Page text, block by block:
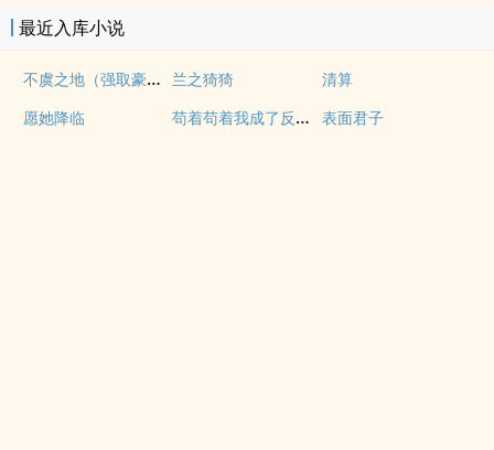
最近入库小说
不虞之地（强取豪夺 1v2 男替身 包养） 兰之猗猗
清算
愿她降临
苟着苟着我成了反派真爱 表面君子